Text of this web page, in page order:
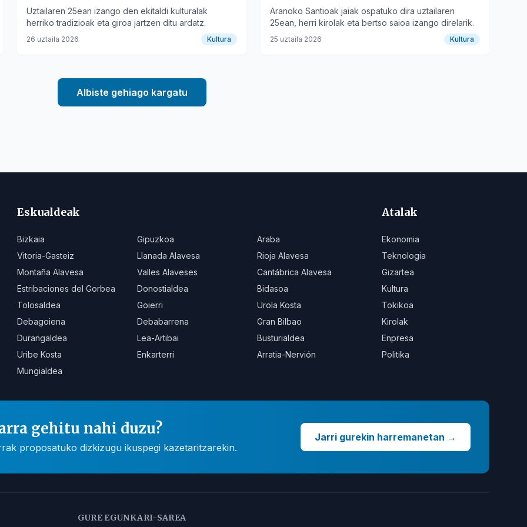
Uztailaren 25ean izango den ekitaldi kulturalak
herriko tradizioak eta giroa jartzen ditu ardatz.
26 uztaila 2026 Kultura
Aranoko Santioak jaiak ospatuko dira uztailaren
25ean, herri kirolak eta bertso saioa izango direlarik.
25 uztaila 2026 Kultura
Albiste gehiago kargatu
Eskualdeak
Bizkaia Gipuzkoa
Araba
Vitoria-Gasteiz
Llanada Alavesa
Rioja Alavesa
Montaña Alavesa
Valles Alaveses
Cantábrica Alavesa
Estribaciones del Gorbea
Donostialdea
Bidasoa
Tolosaldea
Goierri
Urola Kosta
Debagoiena
Debabarrena
Gran Bilbao
Durangaldea
Lea-Artibai
Busturialdea
Uribe Kosta
Enkarterri
Arratia-Nervión
Mungialdea
Atalak
Ekonomia
Teknologia
Gizartea
Kultura
Tokikoa
Kirolak
Enpresa
Politika
gehitu nahi duzu?
proposatuko dizkizugu ikuspegi kazetaritzarekin.
Jarri gurekin harremanetan →
GURE EGUNKARI-SAREA